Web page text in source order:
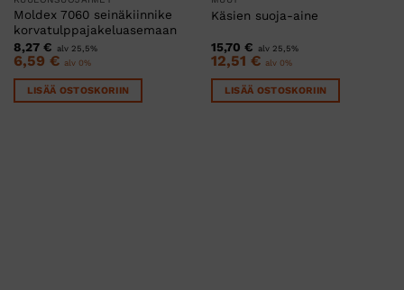
Moldex 7060 seinäkiinnike
korvatulppajakeluasemaan
8,27 € alv 25,5%
6,59 € alv 0%
LISÄÄ OSTOSKORIIN
Käsien suoja-aine
15,70 € alv 25,5%
12,51 € alv 0%
LISÄÄ OSTOSKORIIN